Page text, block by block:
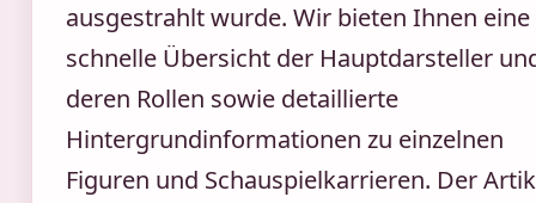
ausgestrahlt wurde. Wir bieten Ihnen eine
schnelle Übersicht der Hauptdarsteller
deren Rollen sowie detaillierte
Hintergrundinformationen zu einzelnen
Figuren und Schauspielkarrieren. Der